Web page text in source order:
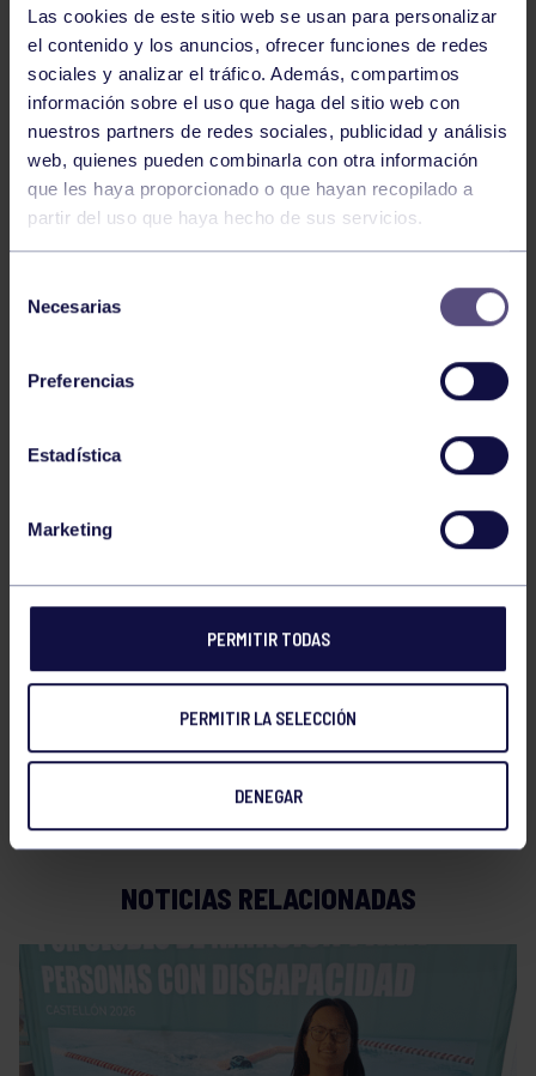
Las cookies de este sitio web se usan para personalizar
el contenido y los anuncios, ofrecer funciones de redes
sociales y analizar el tráfico. Además, compartimos
información sobre el uso que haga del sitio web con
nuestros partners de redes sociales, publicidad y análisis
web, quienes pueden combinarla con otra información
que les haya proporcionado o que hayan recopilado a
partir del uso que haya hecho de sus servicios.
Necesarias
Preferencias
Estadística
Marketing
PERMITIR TODAS
PERMITIR LA SELECCIÓN
DENEGAR
con el triunfo en el IV Memorial Antonio Sánchez
todas las categorías por equipos, masculina femenina
Los buenos resultados de nuestros nadadores y
nadadoras, tanto en pruebas individuales con en
relevos, propicio el éxito
NOTICIAS RELACIONADAS